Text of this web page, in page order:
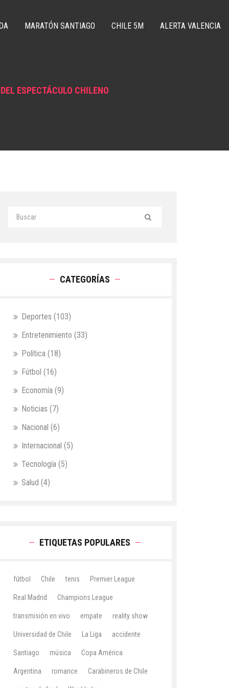
MARATÓN SANTIAGO CHILE 5M ALERTA VALENCIA
ESPECTÁCULO CHILENO
CATEGORÍAS
Deportes (103)
Entretenimiento (33)
Política (18)
Fútbol (16)
Economía (9)
Noticias (7)
Nacional (6)
Internacional (5)
Tecnología (5)
Salud (4)
ETIQUETAS POPULARES
fútbol Chile tenis Premier League
Real Madrid Champions League
transmisión en vivo empate reality show
Universidad de Chile La Liga accidente
Santiago música Copa América
Argentina romance Carabineros de Chile